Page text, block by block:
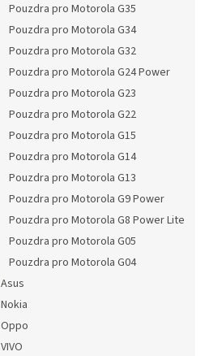
Pouzdra pro Motorola G35
Pouzdra pro Motorola G34
Pouzdra pro Motorola G32
Pouzdra pro Motorola G24 Power
Pouzdra pro Motorola G23
Pouzdra pro Motorola G22
Pouzdra pro Motorola G15
Pouzdra pro Motorola G14
Pouzdra pro Motorola G13
Pouzdra pro Motorola G9 Power
Pouzdra pro Motorola G8 Power Lite
Pouzdra pro Motorola G05
Pouzdra pro Motorola G04
Asus
Nokia
Oppo
VIVO